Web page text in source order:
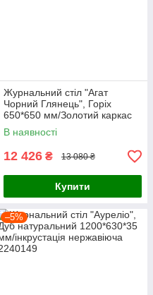
Журнальний стіл "Агат
Чорний Глянець", Горіх
650*650 мм/Золотий каркас
В наявності
12 426 ₴ 13 080 ₴
Купити
–5%